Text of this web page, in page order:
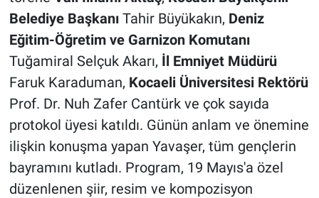
Belediye BaşkanıTahir Büyükakın, Deniz
Eğitim-Öğretim ve Garnizon Komutanı
Tuğamiral Selçuk Akarı, İl Emniyet Müdürü
Faruk Karaduman, Kocaeli Üniversitesi Rektörü
Prof. Dr. Nuh Zafer Cantürk ve çok sayıda
protokol üyesi katıldı. Günün anlam ve önemine
ilişkin konuşma yapan Yavaşer, tüm gençlerin
bayramını kutladı. Program, 19 Mayıs'a özel
düzenlenen şiir, resim ve kompozisyon